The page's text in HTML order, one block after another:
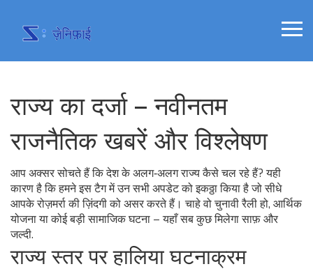
राज्य का दर्जा – नवीनतम
राजनैतिक खबरें और विश्लेषण
आप अक्सर सोचते हैं कि देश के अलग‑अलग राज्य कैसे चल रहे हैं? यही
कारण है कि हमने इस टैग में उन सभी अपडेट को इकठ्ठा किया है जो सीधे
आपके रोज़मर्रा की ज़िंदगी को असर करते हैं। चाहे वो चुनावी रैली हो, आर्थिक
योजना या कोई बड़ी सामाजिक घटना – यहाँ सब कुछ मिलेगा साफ़ और
जल्दी.
राज्य स्तर पर हालिया घटनाक्रम